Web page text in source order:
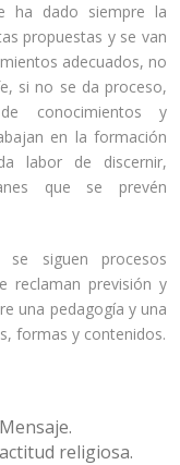
ha dado siempre la
propuestas y se van
adecuados, no
si no se da proceso,
conocimientos y
en la formación
labor de discernir,
que se prevén
siguen procesos
reclaman previsión y
una pedagogía y una
formas y contenidos.
religiosa.